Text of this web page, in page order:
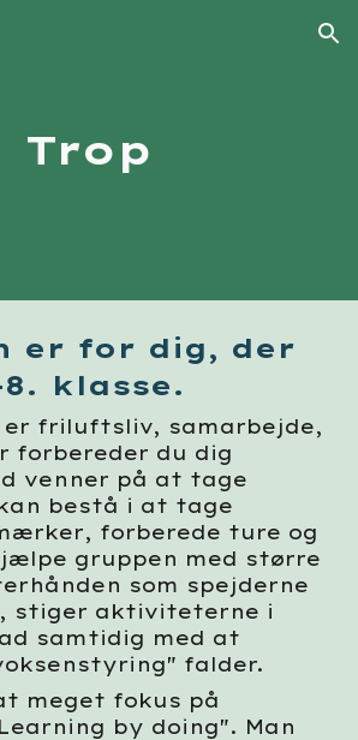
Skip to navigation
Trop
er for dig, der
klasse.
er friluftsliv, samarbejde,
forbereder du dig
venner på at tage
bestå i at tage
forberede ture og
gruppen med større
som spejderne
stiger aktiviteterne i
samtidig med at
falder.
meget fokus på
by doing". Man